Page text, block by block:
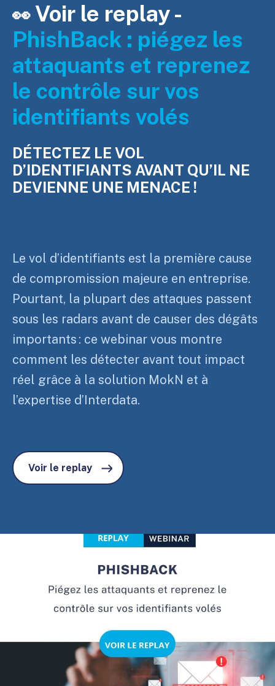
👀Voir le replay -
PhishBack : piégez les
attaquants et reprenez
le contrôle sur vos
identifiants volés
DÉTECTEZ LE VOL
D’IDENTIFIANTS AVANT QU’IL NE
DEVIENNE UNE MENACE !
Le vol d’identifiants est la première cause
de compromission majeure en entreprise.
Pourtant, la plupart des attaques passent
sous les radars avant de causer des dégâts
importants : ce webinar vous montre
comment les détecter avant tout impact
réel grâce à la solution MokN et à
l’expertise d’Interdata.
Voir le replay